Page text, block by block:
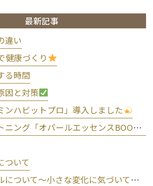
最新記事
違い
健康づくり
る時間
因と対策
ンハビットプロ」導入しました
オフィスホワイトニング「オパールエッセンスBOOST」導入しました
ついて
オーラルフレイルについて～小さな変化に気づいて予防しましょう～